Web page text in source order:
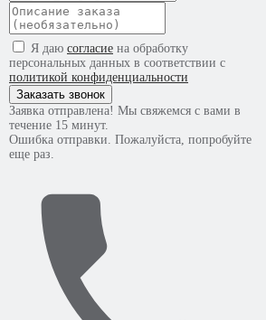
Я даю согласие на обработку
персональных данных в соответствии с
политикой конфиденциальности
Заказать звонок
Заявка отправлена! Мы свяжемся с вами в
течение 15 минут.
Ошибка отправки. Пожалуйста, попробуйте
еще раз.